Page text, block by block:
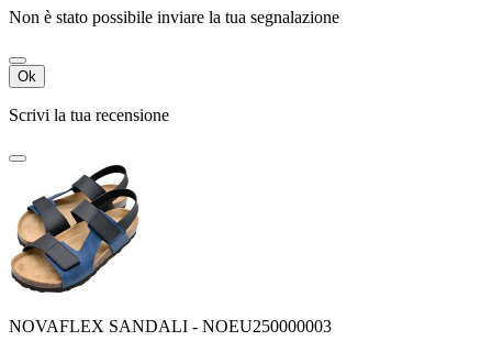
Non è stato possibile inviare la tua segnalazione
Ok
Scrivi la tua recensione
NOVAFLEX SANDALI - NOEU250000003